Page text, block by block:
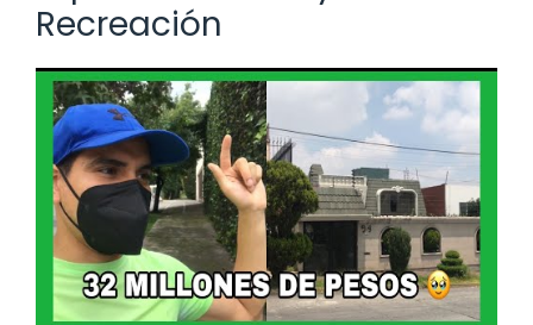
Recreación